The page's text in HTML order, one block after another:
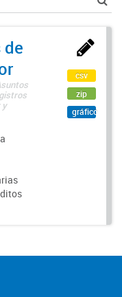
de
y
csv
zip
gráfico